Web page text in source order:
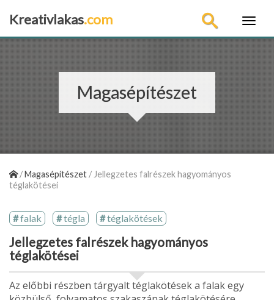
Kreativlakas.com
Magasépítészet
/Magasépítészet / Jellegzetes falrészek hagyományos
téglakötései
falak tégla téglakötések
Jellegzetes falrészek hagyományos
téglakötései
Az előbbi részben tárgyalt téglakötések a falak egy